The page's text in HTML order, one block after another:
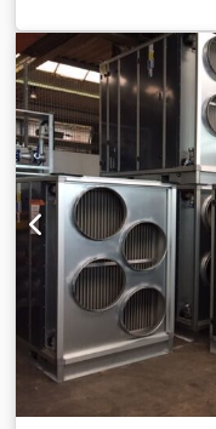
más unidades
vertical, de varios
descarga a la misma
bomba son de hierro
contacto con el fluido
Caudal nominal 90
m Presión máxima a
120 °C Tipo de
entrada: DN 100
temperatura del
seleccionada: 20 °C
Credpfx Ashy Nx
nominal - P2: 22 kW
Tensión nominal: 3 x
nominal: 41,5-39,5/
0,86 Velocidad
Grado de protección